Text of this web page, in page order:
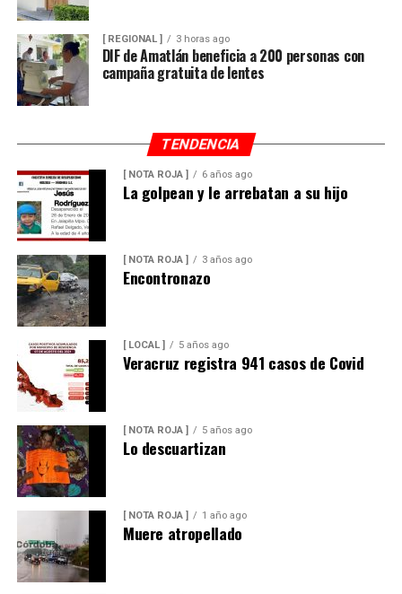
[ REGIONAL ] 3 horas ago
DIF de Amatlán beneficia a 200 personas con
campaña gratuita de lentes
TENDENCIA
[ NOTA ROJA ] 6 años ago
La golpean y le arrebatan a su hijo
[ NOTA ROJA ] 3 años ago
Encontronazo
[ LOCAL ] 5 años ago
Veracruz registra 941 casos de Covid
[ NOTA ROJA ] 5 años ago
Lo descuartizan
[ NOTA ROJA ] 1 año ago
Muere atropellado